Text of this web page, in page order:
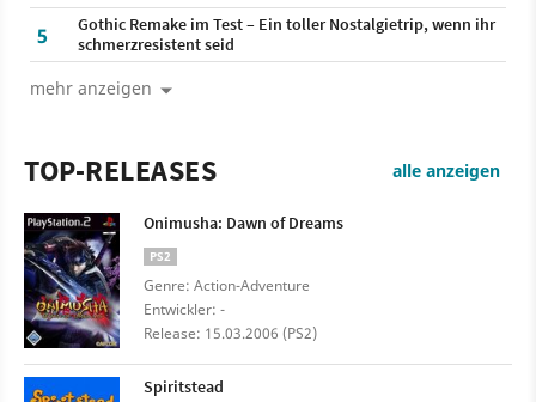
5
Gothic Remake im Test – Ein toller Nostalgietrip, wenn ihr
schmerzresistent seid
mehr anzeigen
TOP-RELEASES alle anzeigen
Onimusha: Dawn of Dreams
PS2
Genre: Action-Adventure
Entwickler: -
Release: 15.03.2006 (PS2)
Spiritstead